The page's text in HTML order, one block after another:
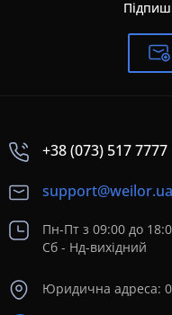
+38 (073) 517 7777
support@weilor.ua
Пн-Пт з 09:00 до
Сб - Нд-вихідний
Юридична адреса: